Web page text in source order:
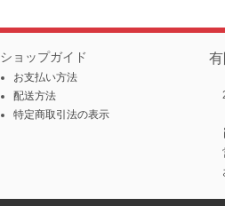
ショップガイド
お支払い方法
配送方法
特定商取引法の表示